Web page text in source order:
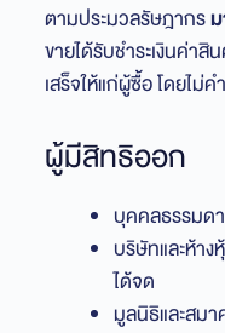
ตามประมวลรัษฎากร
ขายได้รับชำระเงินค่า
เสร็จให้แก่ผู้ซื้อ โดยไม่
ผู้มีสิทธิออก
บุคคลธรรมด
บริษัทและห้าง
ได้จด
มูลนิธิและสม